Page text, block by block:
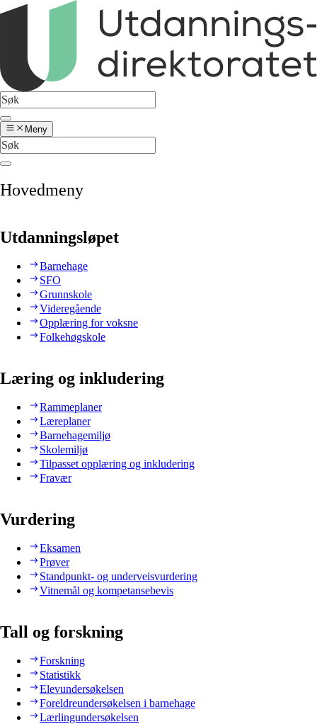
Meny
Hovedmeny
Utdanningsløpet
Barnehage
SFO
Grunnskole
Videregående
Opplæring for voksne
Folkehøgskole
Læring og inkludering
Rammeplaner
Læreplaner
Barnehagemiljø
Skolemiljø
Tilpasset opplæring og inkludering
Fravær
Vurdering
Eksamen
Prøver
Standpunkt- og underveisvurdering
Vitnemål og kompetansebevis
Tall og forskning
Forskning
Statistikk
Elevundersøkelsen
Foreldreundersøkelsen i barnehage
Lærlingundersøkelsen